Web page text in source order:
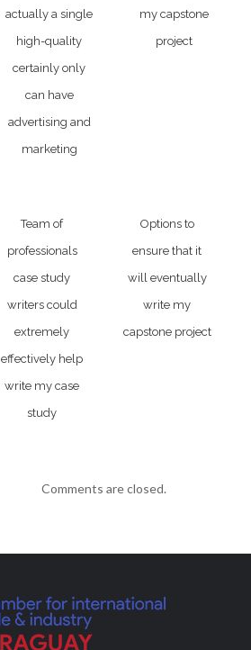
actually a single
high-quality
certainly only
can have
advertising and
marketing
my capstone
project
Team of
professionals
case study
writers could
extremely
effectively help
write my case
study
Options to
ensure that it
will eventually
write my
capstone project
Comments are closed.